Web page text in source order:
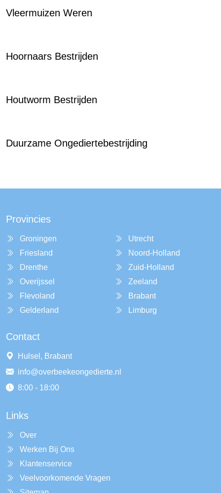
Vleermuizen Weren
Hoornaars Bestrijden
Houtworm Bestrijden
Duurzame Ongediertebestrijding
Provincies
Groningen
Friesland
Drenthe
Overijssel
Flevoland
Gelderland
Utrecht
Noord-Holland
Zuid-Holland
Zeeland
Brabant
Limburg
Contact
Hulsel, Brabant
info@overbeekeongedierte.nl
8:00 - 18:00
Links
Over
Werken Bij Ons
Klantenservice
Veelvoorkomende Vragen